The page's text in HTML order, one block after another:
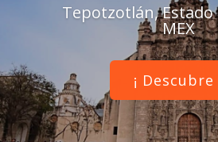
Tepotzotlán, Estado
MEX
¡ Descubre